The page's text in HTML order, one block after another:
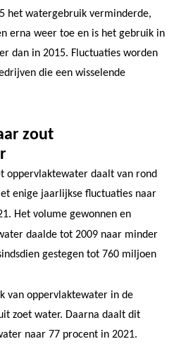
het watergebruik verminderde,
erna weer toe en is het gebruik in
dan in 2015. Fluctuaties worden
die een wisselende
zout
oppervlaktewater daalt van rond
enige jaarlijkse fluctuaties naar
Het volume gewonnen en
daalde tot 2009 naar minder
gestegen tot 760 miljoen
van oppervlaktewater in de
zoet water. Daarna daalt dit
naar 77 procent in 2021.